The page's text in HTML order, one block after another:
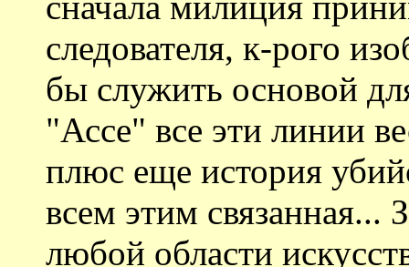
следователя, к-рого
бы служить основой
"Ассе" все эти линии
плюс еще история
всем этим связанная...
любой области